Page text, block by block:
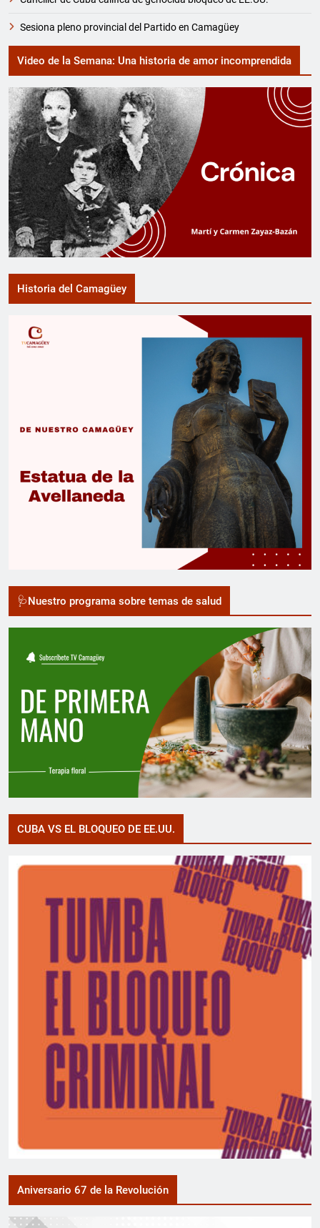
Sesiona pleno provincial del Partido en Camagüey
Video de la Semana: Una historia de amor incomprendida
Historia del Camagüey
🩺Nuestro programa sobre temas de salud
CUBA VS EL BLOQUEO DE EE.UU.
Aniversario 67 de la Revolución